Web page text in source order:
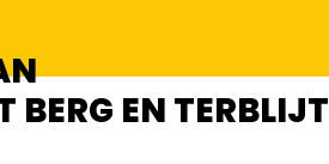
BERG EN TERBLIJT